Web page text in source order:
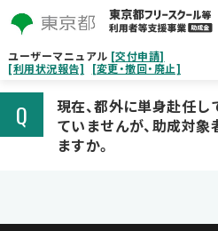
ユーザーマニュアル [交付申請]
[利用状況報告]
[変更・撤回・廃止]
Q
現在、都外に単身赴任し
ていませんが、助成対
ますか。